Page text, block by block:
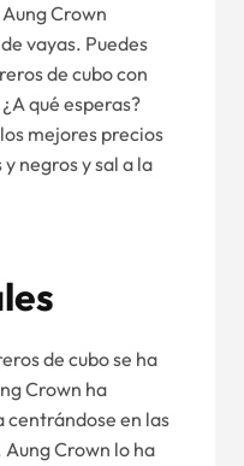
Crown
vayas. Puedes
de cubo con
qué esperas?
mejores precios
negros y sal a la
de cubo se ha
Crown ha
centrándose en las
Crown lo ha